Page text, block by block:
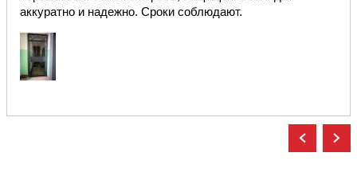
аккуратно и надежно. Сроки соблюдают.